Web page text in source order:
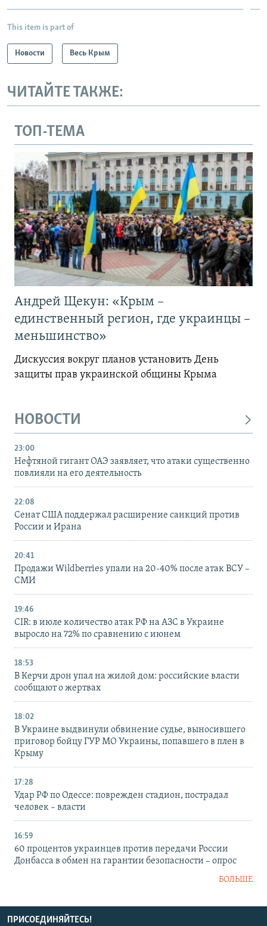
This item is part of
Новости Весь Крым
ЧИТАЙТЕ ТАКЖЕ:
ТОП-ТЕМА
Андрей Щекун: «Крым –
единственный регион, где украинцы –
меньшинство»
Дискуссия вокруг планов установить День
защиты прав украинской общины Крыма
НОВОСТИ
23:00
Нефтяной гигант ОАЭ заявляет, что атаки существенно
повлияли на его деятельность
22:08
Сенат США поддержал расширение санкций против
России и Ирана
20:41
Продажи Wildberries упали на 20-40% после атак ВСУ –
СМИ
19:46
CIR: в июле количество атак РФ на АЗС в Украине
выросло на 72% по сравнению с июнем
18:53
В Керчи дрон упал на жилой дом: российские власти
сообщают о жертвах
18:02
В Украине выдвинули обвинение судье, выносившего
приговор бойцу ГУР МО Украины, попавшего в плен в
Крыму
17:28
Удар РФ по Одессе: поврежден стадион, пострадал
человек – власти
16:59
60 процентов украинцев против передачи России
Донбасса в обмен на гарантии безопасности – опрос
БОЛЬШЕ
ПРИСОЕДИНЯЙТЕСЬ!